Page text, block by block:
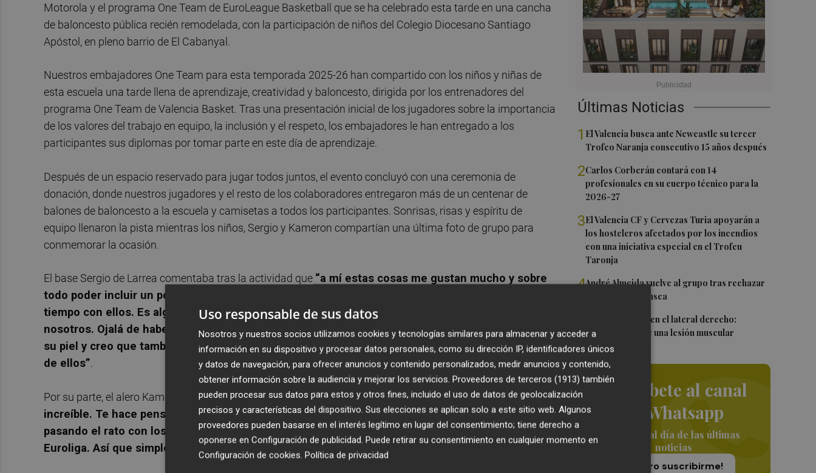
Últimas Noticias
1 El Valencia busca ante Newcastle su tercer
Trofeo Naranja consecutivo 15 años después
2Carlos Corberán contará con 14
profesionales en su cuerpo técnico para la
2026-27
3El Valencia CF y Cervezas Turia apoyarán a
los hosteleros afectados por los incendios
con una iniciativa especial en el Trofeu
Taronja
4André Almeida vuelve al grupo tras rechazar
su salida al Swansea
Más problemas en el lateral derecho:
Monferrer sufre una lesión muscular
Suscríbete al canal
de Whatsapp
Siempre al día de las últimas
noticias
¡Quiero suscribirme!
Motorola y el programa One Team de EuroLeague Basketball que se ha celebrado esta tarde en una cancha
de baloncesto pública recién remodelada, con la participación de niños del Colegio Diocesano Santiago
Apóstol, en pleno barrio de El Cabanyal.
Nuestros embajadores One Team para esta temporada 2025-26 han compartido con los niños y niñas de
esta escuela una tarde llena de aprendizaje, creatividad y baloncesto, dirigida por los entrenadores del
programa One Team de Valencia Basket. Tras una presentación inicial de los jugadores sobre la importancia
de los valores del trabajo en equipo, la inclusión y el respeto, los embajadores le han entregado a los
participantes sus diplomas por tomar parte en este día de aprendizaje.
Después de un espacio reservado para jugar todos juntos, el evento concluyó con una ceremonia de
donación, donde nuestros jugadores y el resto de los colaboradores entregaron más de un centenar de
balones de baloncesto a la escuela y camisetas a todos los participantes. Sonrisas, risas y espíritu de
equipo llenaron la pista mientras los niños, Sergio y Kameron compartían una última foto de grupo para
conmemorar la ocasión.
El base Sergio de Larrea comentaba tras la actividad que “a mí estas cosas me gustan mucho y sobre
todo poder incluir un poco a los chavales, a que nos conozcan. Estar con ellos y a aprovechar
tiempo con ellos. Es algo que nosotros valoramos mucho y que nos hace también muy felices a
nosotros. Ojalá de haber tenido yo esta oportunidad cuando era pequeño. Me pongo un poco en
su piel y creo que también me lo he pasado como un niño pequeño porque me siento como uno
de ellos”.
Por su parte, el alero Kameron Taylor señalaba que compartir este tiempo con los niños“siempre es
increíble. Te hace pensar en cuando eras pequeño y cómo te habrías sentido si hubieras estado
pasando el rato con los profesionales. Para nosotros era la NBA; para ellos, es la acb y la
Euroliga. Así que simplemente es muy bonito hacerlos sonreír”
Uso responsable de sus datos
Nosotros y nuestros socios utilizamos cookies y tecnologías similares para almacenar y acceder a
información en su dispositivo y procesar datos personales, como su dirección IP, identificadores únicos
y datos de navegación, para ofrecer anuncios y contenido personalizados, medir anuncios y contenido,
obtener información sobre la audiencia y mejorar los servicios. Proveedores de terceros (1913) también
pueden procesar sus datos para estos y otros fines, incluido el uso de datos de geolocalización
precisos y características del dispositivo. Sus elecciones se aplican solo a este sitio web. Algunos
proveedores pueden basarse en el interés legítimo en lugar del consentimiento; tiene derecho a
oponerse en Configuración de publicidad. Puede retirar su consentimiento en cualquier momento en
Configuración de cookies. Política de privacidad